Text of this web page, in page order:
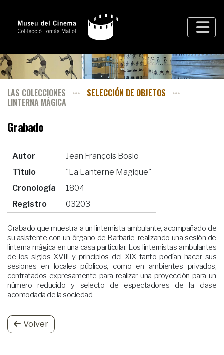
LAS COLECCIONES SELECCIÓN DE OBJETOS
LINTERNA MÁGICA
Grabado
Autor
Jean François Bosio
Título
"La Lanterne Magique"
Cronología
1804
Registro
03203
Grabado que muestra a un linternista ambulante, acompañado de
su asistente con un órgano de Barbarie, realizando una sesión de
linterna mágica en una casa particular. Los linternistas ambulantes
de los siglos XVIII y principios del XIX tanto podían hacer sus
sesiones en locales públicos, como en ambientes privados,
contratados expresamente para realizar una proyección para un
número reducido y selecto de espectadores de la clase
acomodada de la sociedad.
Volver